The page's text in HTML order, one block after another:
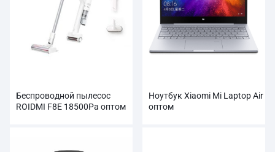
Беспроводной пылесос
ROIDMI F8E 18500Pa оптом
Ноутбук Xiaomi Mi Laptop Air
оптом